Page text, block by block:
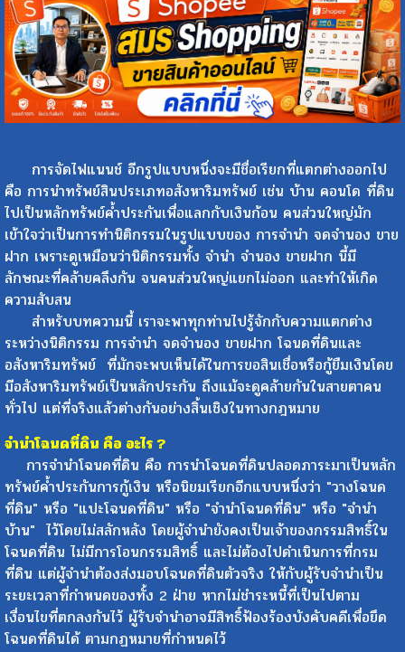
การจัดไฟแนนช์ อีกรูปแบบหนึ่งจะมีชื่อเรียกที่แตกต่างออกไป
คือ การนำทรัพย์สินประเภทอสังหาริมทรัพย์ เช่น บ้าน คอนโด ที่ดิน
ไปเป็นหลักทรัพย์ค้ำประกันเพื่อแลกกับเงินก้อน คนส่วนใหญ่มัก
เข้าใจว่าเป็นการทำนิติกรรมในรูปแบบของ การจำนำ จดจำนอง ขาย
ฝาก เพราะดูเหมือนว่านิติกรรมทั้ง จำนำ จำนอง ขายฝาก นี้มี
ลักษณะที่คล้ายคลึงกัน จนคนส่วนใหญ่แยกไม่ออก และทำให้เกิด
ความสับสน
สำหรับบทความนี้ เราจะพาทุกท่านไปรู้จักกับความแตกต่าง
ระหว่างนิติกรรม การจำนำ จดจำนอง ขายฝาก โฉนดที่ดินและ
อสังหาริมทรัพย์ ที่มักจะพบเห็นได้ในการขอสินเชื่อหรือกู้ยืมเงินโดย
มีอสังหาริมทรัพย์เป็นหลักประกัน ถึงแม้จะดูคล้ายกันในสายตาคน
ทั่วไป แต่ที่จริงแล้วต่างกันอย่างสิ้นเชิงในทางกฎหมาย
จำนำโฉนดที่ดิน คือ อะไร ?
การจำนำโฉนดที่ดิน คือ การนำโฉนดที่ดินปลอดภาระมาเป็นหลัก
ทรัพย์ค้ำประกันการกู้เงิน หรือนิยมเรียกอีกแบบหนึ่งว่า "วางโฉนด
ที่ดิน" หรือ "แปะโฉนดที่ดิน" หรือ "จำนำโฉนดที่ดิน" หรือ "จำนำ
บ้าน" ไว้โดยไม่สลักหลัง โดยผู้จำนำยังคงเป็นเจ้าของกรรมสิทธิ์ใน
โฉนดที่ดิน ไม่มีการโอนกรรมสิทธิ์ และไม่ต้องไปดำเนินการที่กรม
ที่ดิน แต่ผู้จำนำต้องส่งมอบโฉนดที่ดินตัวจริง ให้กับผู้รับจำนำเป็น
ระยะเวลาที่กำหนดของทั้ง 2 ฝ่าย หากไม่ชำระหนี้ที่เป็นไปตาม
เงื่อนไขที่ตกลงกันไว้ ผู้รับจำนำอาจมีสิทธิ์ฟ้องร้องบังคับคดีเพื่อยึด
โฉนดที่ดินได้ ตามกฏหมายที่กำหนดไว้